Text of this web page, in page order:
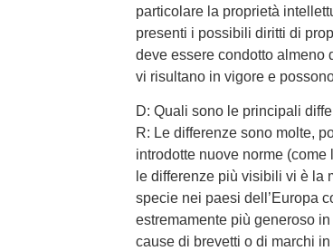
particolare la proprietà
presenti i possibili diritti di
deve essere condotto almeno
vi risultano in vigore e
D: Quali sono le principali
R: Le differenze sono molte,
introdotte nuove norme (come
le differenze più visibili vi è la
specie nei paesi dell’Europa
estremamente più generoso
cause di brevetti o di marchi